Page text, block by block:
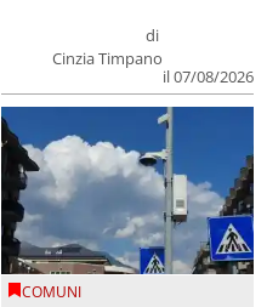
di
Cinzia Timpano
il 07/08/2026
COMUNI